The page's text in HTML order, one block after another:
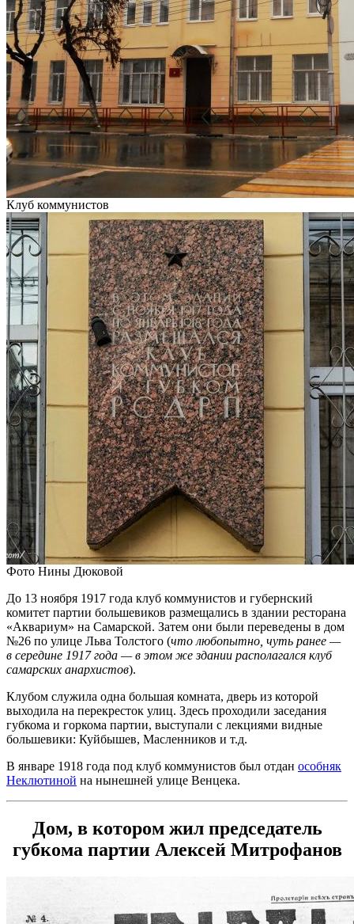
Клуб коммунистов
Фото Нины Дюковой
До 13 ноября 1917 года клуб коммунистов и губернский
комитет партии большевиков размещались в здании ресторана
«Аквариум» на Самарской. Затем они были переведены в дом
№26 по улице Льва Толстого (что любопытно, чуть ранее —
в середине 1917 года — в этом же здании располагался клуб
самарских анархистов).
Клубом служила одна большая комната, дверь из которой
выходила на перекресток улиц. Здесь проходили заседания
губкома и горкома партии, выступали с лекциями видные
большевики: Куйбышев, Масленников и т.д.
В январе 1918 года под клуб коммунистов был отдан особняк
Неклютиной на нынешней улице Венцека.
Дом, в котором жил председатель
губкома партии Алексей Митрофанов